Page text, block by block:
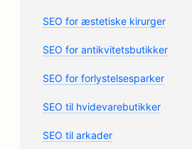
SEO for æstetiske kirurger
SEO for antikvitetsbutikker
SEO for forlystelsesparker
SEO til hvidevarebutikker
SEO til arkader